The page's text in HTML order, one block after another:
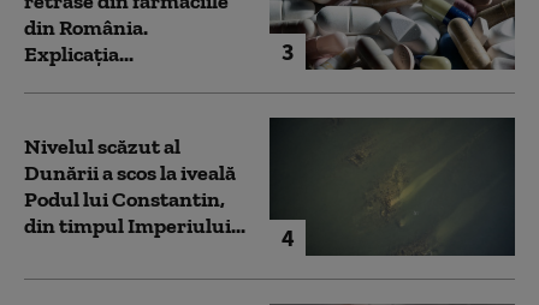
3
din România.
Explicația...
4
Nivelul scăzut al
Dunării a scos la iveală
Podul lui Constantin,
din timpul Imperiului...